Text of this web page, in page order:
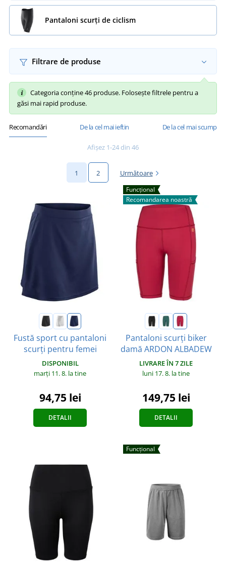
Pantaloni scurți de ciclism
Filtrare de produse
Categoria conține 46 produse. Folosește filtrele pentru a
găsi mai rapid produse.
Recomandări De la cel mai ieftin De la cel mai scump
Afișez 1-24 din 46
1 2 Următoare
Fustă sport cu pantaloni
scurți pentru femei
DISPONIBIL
marți 11. 8. la tine
94,75 lei
DETALII
Funcțional
Recomandarea noastră
Pantaloni scurți biker
damă ARDON ALBADEW
LIVRARE ÎN 7 ZILE
luni 17. 8. la tine
149,75 lei
DETALII
Funcțional